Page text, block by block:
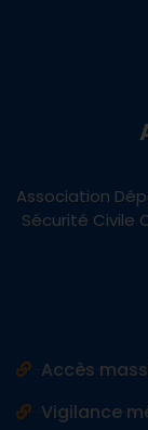
Association
Sécurité Civile
Accès
Vigilance